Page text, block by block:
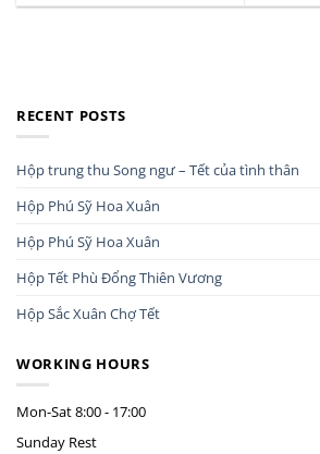
RECENT POSTS
Hộp trung thu Song ngư – Tết của tình thân
Hộp Phú Sỹ Hoa Xuân
Hộp Phú Sỹ Hoa Xuân
Hộp Tết Phù Đổng Thiên Vương
Hộp Sắc Xuân Chợ Tết
WORKING HOURS
Mon-Sat8:00 - 17:00
Sunday Rest